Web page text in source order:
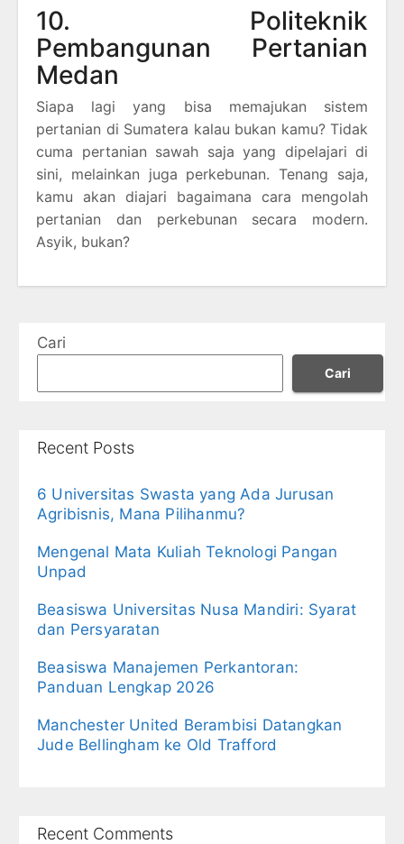
10. Politeknik
Pembangunan Pertanian
Medan
Siapa lagi yang bisa memajukan sistem
pertanian di Sumatera kalau bukan kamu? Tidak
cuma pertanian sawah saja yang dipelajari di
sini, melainkan juga perkebunan. Tenang saja,
kamu akan diajari bagaimana cara mengolah
pertanian dan perkebunan secara modern.
Asyik, bukan?
Cari
Cari
Recent Posts
6 Universitas Swasta yang Ada Jurusan
Agribisnis, Mana Pilihanmu?
Mengenal Mata Kuliah Teknologi Pangan
Unpad
Beasiswa Universitas Nusa Mandiri: Syarat
dan Persyaratan
Beasiswa Manajemen Perkantoran:
Panduan Lengkap 2026
Manchester United Berambisi Datangkan
Jude Bellingham ke Old Trafford
Recent Comments